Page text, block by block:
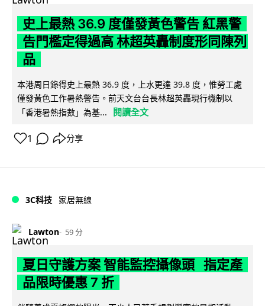
史上最熱 36.9 度僅發黃色警告 紅黑警
告門檻定得過高 林超英轟制度形同陳列
品
本港周日錄得史上最熱 36.9 度，上水更達 39.8 度，惟勞工處
僅發黃色工作暑熱警告。前天文台台長林超英轟現行機制以
「香港暑熱指數」為基...
閱讀全文
1 分享
3C科技 家居無線
Lawton 59 分
夏日守護方案 智能監控攝像頭 指定產
品限時優惠 7 折